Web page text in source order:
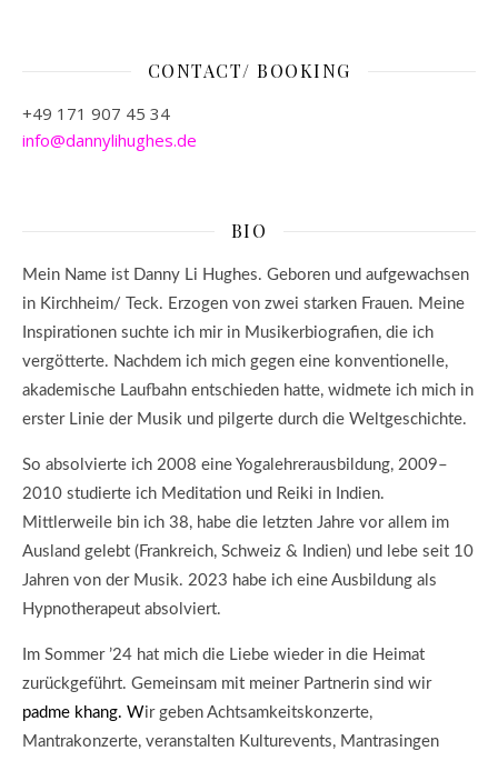
CONTACT/ BOOKING
+49 171 907 45 34
info@dannylihughes.de
BIO
Mein Name ist Danny Li Hughes. Geboren und aufgewachsen
in Kirchheim/ Teck. Erzogen von zwei starken Frauen. Meine
Inspirationen suchte ich mir in Musikerbiografien, die ich
vergötterte. Nachdem ich mich gegen eine konventionelle,
akademische Laufbahn entschieden hatte, widmete ich mich in
erster Linie der Musik und pilgerte durch die Weltgeschichte.
So absolvierte ich 2008 eine Yogalehrerausbildung, 2009–
2010 studierte ich Meditation und Reiki in Indien.
M ittlerweile bin ich 38, habe die letzten Jahre vor allem im
Ausland gelebt (Frankreich, Schweiz & Indien) und lebe seit 10
Jahren von der Musik. 2023 habe ich eine Ausbildung als
Hypnotherapeut absolviert.
Im Sommer ’24 hat mich die Liebe wieder in die Heimat
zurückgeführt. Gemeinsam mit meiner Partnerin sind wir
padme khang. Wir geben Achtsamkeitskonzerte,
Mantrakonzerte, veranstalten Kulturevents, Mantrasingen